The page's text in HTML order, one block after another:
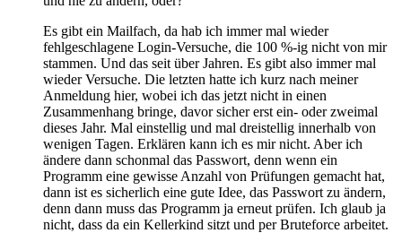
Es gibt ein Mailfach, da hab ich immer mal wieder
fehlgeschlagene Login-Versuche, die 100 %-ig nicht von mir
stammen. Und das seit über Jahren. Es gibt also immer mal
wieder Versuche. Die letzten hatte ich kurz nach meiner
Anmeldung hier, wobei ich das jetzt nicht in einen
Zusammenhang bringe, davor sicher erst ein- oder zweimal
dieses Jahr. Mal einstellig und mal dreistellig innerhalb von
wenigen Tagen. Erklären kann ich es mir nicht. Aber ich
ändere dann schonmal das Passwort, denn wenn ein
Programm eine gewisse Anzahl von Prüfungen gemacht hat,
dann ist es sicherlich eine gute Idee, das Passwort zu ändern,
denn dann muss das Programm ja erneut prüfen. Ich glaub ja
nicht, dass da ein Kellerkind sitzt und per Bruteforce arbeitet.